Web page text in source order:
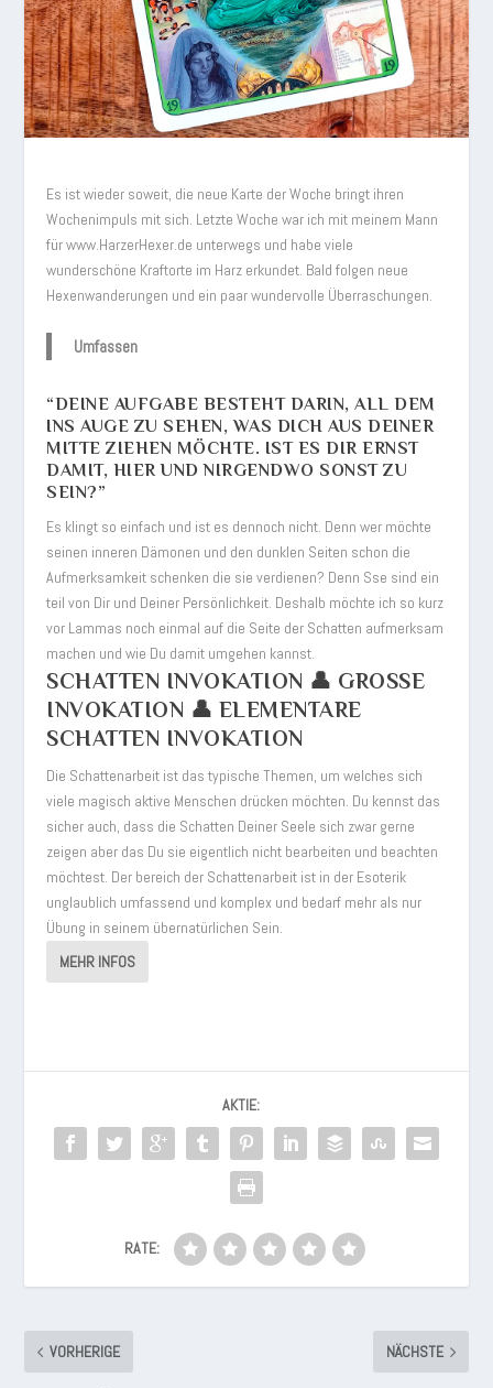
Es ist wieder soweit, die neue Karte der Woche bringt ihren
Wochenimpuls mit sich. Letzte Woche war ich mit meinem Mann
für www.HarzerHexer.de unterwegs und habe viele
wunderschöne Kraftorte im Harz erkundet. Bald folgen neue
Hexenwanderungen und ein paar wundervolle Überraschungen.
Umfassen
“DEINE AUFGABE BESTEHT DARIN, ALL DEM
INS AUGE ZU SEHEN, WAS DICH AUS DEINER
MITTE ZIEHEN MÖCHTE. IST ES DIR ERNST
DAMIT, HIER UND NIRGENDWO SONST ZU
SEIN?”
Es klingt so einfach und ist es dennoch nicht. Denn wer möchte
seinen inneren Dämonen und den dunklen Seiten schon die
Aufmerksamkeit schenken die sie verdienen? Denn Sse sind ein
teil von Dir und Deiner Persönlichkeit. Deshalb möchte ich so kurz
vor Lammas noch einmal auf die Seite der Schatten aufmerksam
machen und wie Du damit umgehen kannst.
SCHATTEN INVOKATION 👤 GROSSE I
NVOKATION 👤 ELEMENTARE S
CHATTEN INVOKATION
Die Schattenarbeit ist das typische Themen, um welches sich
viele magisch aktive Menschen drücken möchten. Du kennst das
sicher auch, dass die Schatten Deiner Seele sich zwar gerne
zeigen aber das Du sie eigentlich nicht bearbeiten und beachten
möchtest. Der bereich der Schattenarbeit ist in der Esoterik
unglaublich umfassend und komplex und bedarf mehr als nur
Übung in seinem übernatürlichen Sein.
MEHR INFOS
AKTIE:
RATE:
VORHERIGE NÄCHSTE